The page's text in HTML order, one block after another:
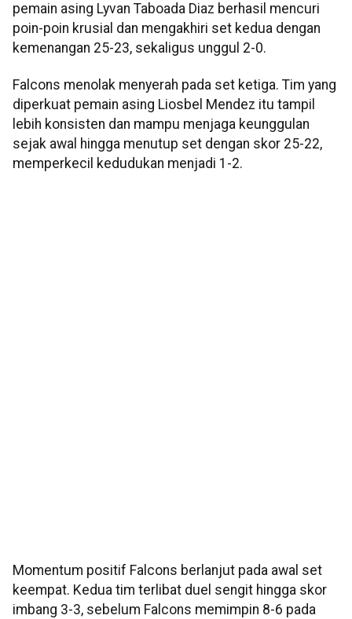
pemain asing Lyvan Taboada Diaz berhasil mencuri
poin-poin krusial dan mengakhiri set kedua dengan
kemenangan 25-23, sekaligus unggul 2-0.
Falcons menolak menyerah pada set ketiga. Tim yang
diperkuat pemain asing Liosbel Mendez itu tampil
lebih konsisten dan mampu menjaga keunggulan
sejak awal hingga menutup set dengan skor 25-22,
memperkecil kedudukan menjadi 1-2.
Momentum positif Falcons berlanjut pada awal set
keempat. Kedua tim terlibat duel sengit hingga skor
imbang 3-3, sebelum Falcons memimpin 8-6 pada